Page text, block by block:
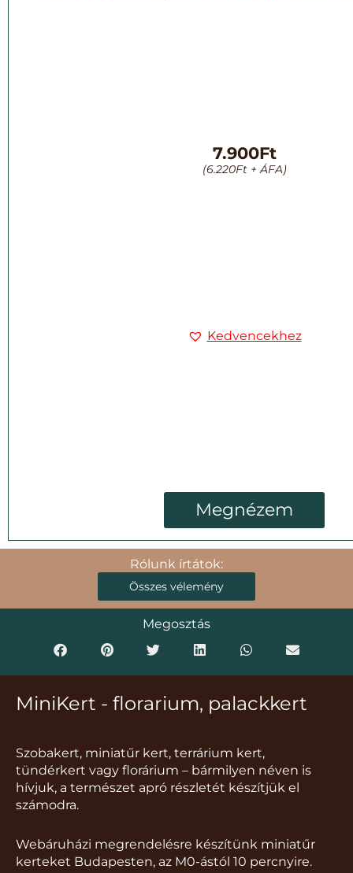
7.900Ft
(6.220Ft+ ÁFA)
Kedvencekhez
Megnézem
Rólunk írtátok:
Összes vélemény
Megosztás
MiniKert - florarium, palackkert
Szobakert, miniatűr kert, terrárium kert,
tündérkert vagy florárium – bármilyen néven is
hívjuk, a természet apró részletét készítjük el
számodra.
Webáruházi megrendelésre készítünk miniatűr
kerteket Budapesten, az M0-ástól 10 percnyire.